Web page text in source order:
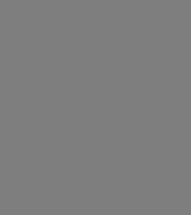
l'informativa